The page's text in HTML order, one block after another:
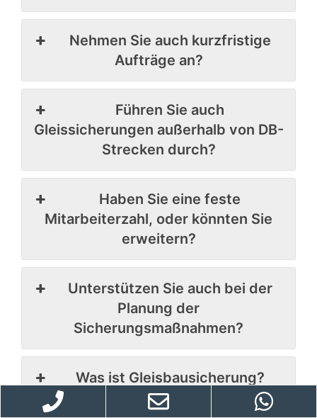
Nehmen Sie auch kurzfristige
Aufträge an?
Führen Sie auch
Gleissicherungen außerhalb von DB-
Strecken durch?
Haben Sie eine feste
Mitarbeiterzahl, oder könnten Sie
erweitern?
Unterstützen Sie auch bei der
Planung der
Sicherungsmaßnahmen?
Was ist Gleisbausicherung?